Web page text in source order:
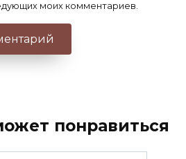
моих комментариев.
понравиться